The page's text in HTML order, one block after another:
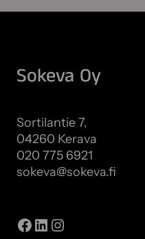
Sokeva Oy
Sortilantie 7,
04260 Kerava
020 775 6921
sokeva@sokeva.fi
Facebook
LinkedIn
Instagram